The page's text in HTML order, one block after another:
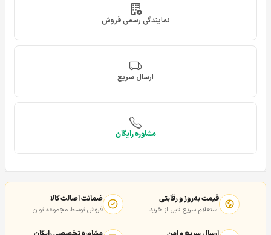
نمایندگی رسمی فروش
ارسال سریع
مشاوره رایگان
قیمت به‌روز و رقابتی
استعلام سریع قبل از خرید
ضمانت اصالت کالا
فروش توسط مجموعه توان